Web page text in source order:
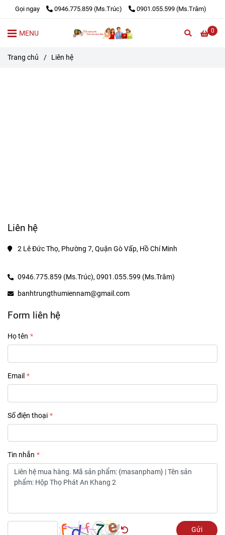
Gọi ngay 0946.775.859 (Ms.Trúc) 0901.055.599 (Ms.Trâm)
0
MENU
Trang chủ / Liên hệ
Liên hệ
2 Lê Đức Thọ, Phường 7, Quận Gò Vấp, Hồ Chí Minh
0946.775.859 (Ms.Trúc),0901.055.599 (Ms.Trâm)
banhtrungthumiennam@gmail.com
Form liên hệ
Họ tên
Email
Số điện thoại
Tin nhắn
Gửi